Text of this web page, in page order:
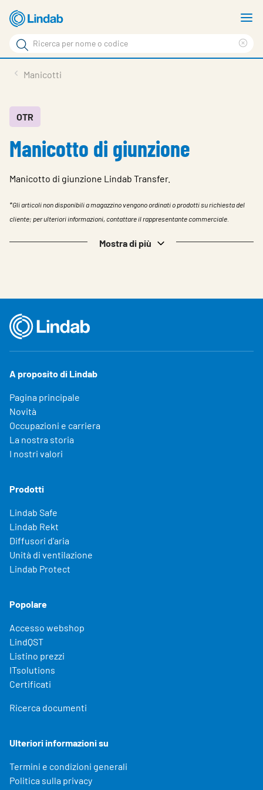
Log
visionare
Cerca
Cerca
Su Lindab
Su Tecnovent
Log in
Scegliere la lingua
Manicotti
OTR
Manicotto di giunzione
Manicotto di giunzione Lindab Transfer.
*Gli articoli non disponibili a magazzino vengono ordinati o prodotti su richiesta del
cliente; per ulteriori informazioni, contattare il rappresentante commerciale.
Mostra di più
A proposito di Lindab
Pagina principale
Novità
Occupazioni e carriera
La nostra storia
I nostri valori
Prodotti
Lindab Safe
Lindab Rekt
Diffusori d'aria
Unità di ventilazione
Lindab Protect
Popolare
Accesso webshop
LindQST
Listino prezzi
ITsolutions
Certificati
Ricerca documenti
Ulteriori informazioni su
Termini e condizioni generali
Politica sulla privacy